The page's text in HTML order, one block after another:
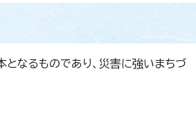
なるものであり、災害に強いまちづ